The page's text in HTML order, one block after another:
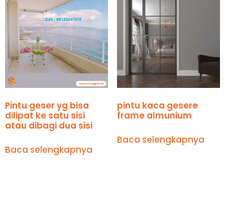
Pintu geser yg bisa
dilipat ke satu sisi
atau dibagi dua sisi
Baca selengkapnya
pintu kaca gesere
frame almunium
Baca selengkapnya